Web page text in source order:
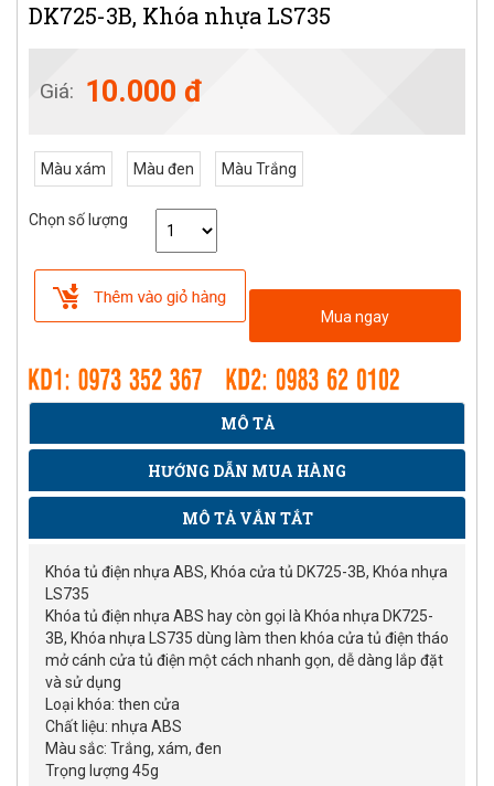
DK725-3B, Khóa nhựa LS735
Giá: 10.000 đ
Màu xám Màu đen Màu Trắng
Chọn số lượng
Mua ngay
MÔ TẢ
HƯỚNG DẪN MUA HÀNG
MÔ TẢ VẮN TẮT
Khóa tủ điện nhựa ABS, Khóa cửa tủ DK725-3B, Khóa nhựa
LS735
Khóa tủ điện nhựa ABS hay còn gọi là Khóa nhựa DK725-
3B, Khóa nhựa LS735 dùng làm then khóa cửa tủ điện tháo
mở cánh cửa tủ điện một cách nhanh gọn, dễ dàng lắp đặt
và sử dụng
Loại khóa: then cửa
Chất liệu: nhựa ABS
Màu sắc: Trắng, xám, đen
Trọng lượng 45g